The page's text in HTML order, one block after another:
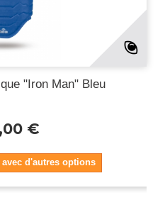
"Iron Man" Bleu
€
d'autres options